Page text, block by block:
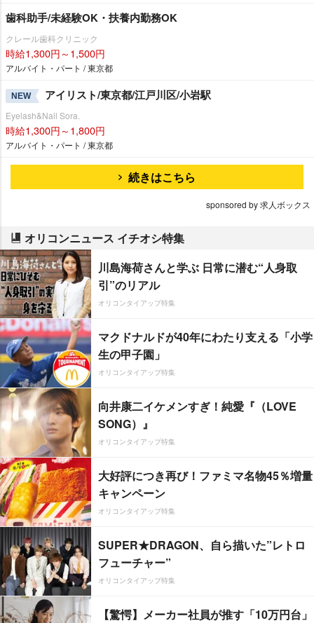
歯科助手/未経験OK・扶養内勤務OK
クレール歯科クリニック
時給1,300円～1,500円
アルバイト・パート / 東京都
NEW アイリスト/東京都/江戸川区/小岩駅
Eyelash&Nail Sora.
時給1,300円～1,800円
アルバイト・パート / 東京都
続きはこちら
sponsored by 求人ボックス
オリコンニュース イチオシ特集
川島海荷さんと学ぶ 日常に潜む“人身取
引”のリアル
オリコンタイアップ特集
マクドナルドが40年にわたり支える「小学
生の甲子園」
オリコンタイアップ特集
向井康二イケメンすぎ！純愛『（LOVE
SONG）』
オリコンタイアップ特集
大好評につき再び！ファミマ名物45％増量
キャンペーン
オリコンタイアップ特集
SUPER★DRAGON、自ら描いた”レトロ
フューチャー”
オリコンタイアップ特集
【驚愕】メーカー社員が推す「10万円台」